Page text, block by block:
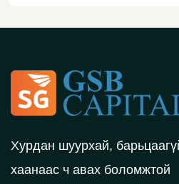
Хурдан шуурхай,
хаанаас ч авах боломжтой